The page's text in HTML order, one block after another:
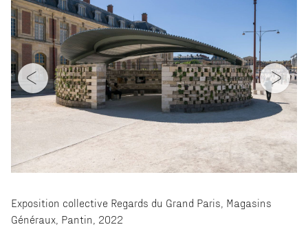
Exposition collective Regards du Grand Paris, Magasins
Généraux, Pantin, 2022